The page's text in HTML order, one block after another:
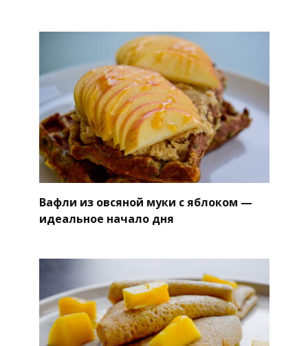
Вафли из овсяной муки с яблоком —
идеальное начало дня